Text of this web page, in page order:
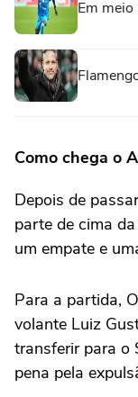
Em
Como chega o
Depois de
parte de cima
um empate e
Para a partida,
volante Luiz
transferir para o
pena pela